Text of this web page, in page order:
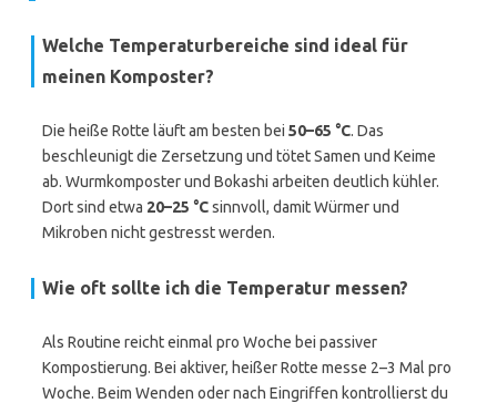
Welche Temperaturbereiche sind ideal für
meinen Komposter?
Die heiße Rotte läuft am besten bei 50–65 °C. Das
beschleunigt die Zersetzung und tötet Samen und Keime
ab. Wurmkomposter und Bokashi arbeiten deutlich kühler.
Dort sind etwa 20–25 °Csinnvoll, damit Würmer und
Mikroben nicht gestresst werden.
Wie oft sollte ich die Temperatur messen?
Als Routine reicht einmal pro Woche bei passiver
Kompostierung. Bei aktiver, heißer Rotte messe 2–3 Mal pro
Woche. Beim Wenden oder nach Eingriffen kontrollierst du